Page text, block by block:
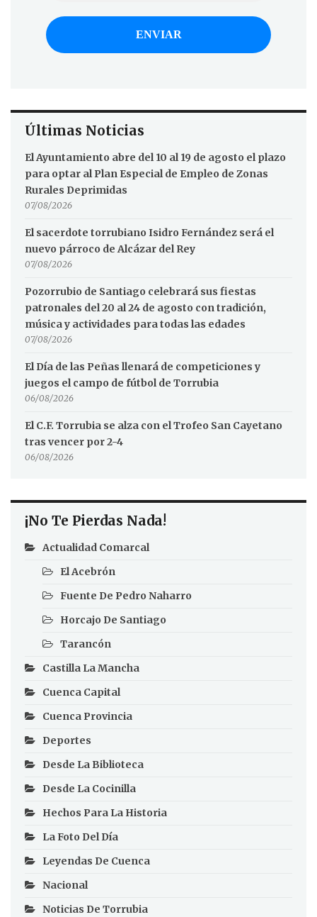
Últimas Noticias
El Ayuntamiento abre del 10 al 19 de agosto el plazo
para optar al Plan Especial de Empleo de Zonas
Rurales Deprimidas
07/08/2026
El sacerdote torrubiano Isidro Fernández será el
nuevo párroco de Alcázar del Rey
07/08/2026
Pozorrubio de Santiago celebrará sus fiestas
patronales del 20 al 24 de agosto con tradición,
música y actividades para todas las edades
07/08/2026
El Día de las Peñas llenará de competiciones y
juegos el campo de fútbol de Torrubia
06/08/2026
El C.F. Torrubia se alza con el Trofeo San Cayetano
tras vencer por 2-4
06/08/2026
¡No Te Pierdas Nada!
Actualidad Comarcal
El Acebrón
Fuente De Pedro Naharro
Horcajo De Santiago
Tarancón
Castilla La Mancha
Cuenca Capital
Cuenca Provincia
Deportes
Desde La Biblioteca
Desde La Cocinilla
Hechos Para La Historia
La Foto Del Día
Leyendas De Cuenca
Nacional
Noticias De Torrubia